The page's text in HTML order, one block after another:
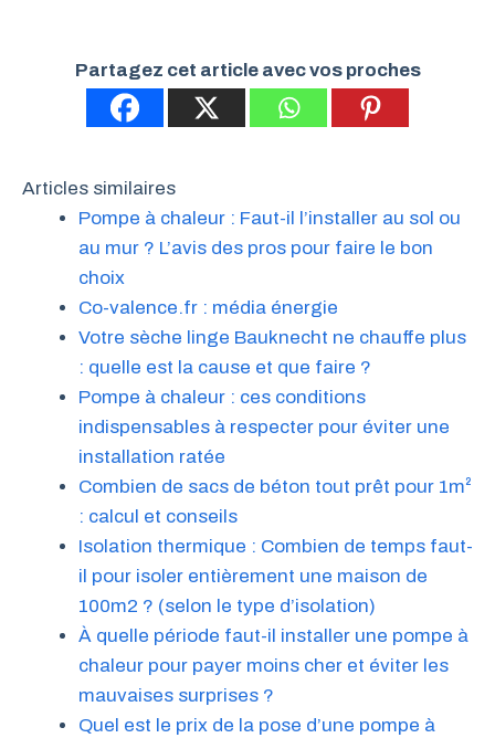
Partagez cet article avec vos proches
Articles similaires
Pompe à chaleur : Faut-il l’installer au sol ou
au mur ? L’avis des pros pour faire le bon
choix
Co-valence.fr : média énergie
Votre sèche linge Bauknecht ne chauffe plus
: quelle est la cause et que faire ?
Pompe à chaleur : ces conditions
indispensables à respecter pour éviter une
installation ratée
Combien de sacs de béton tout prêt pour 1m²
: calcul et conseils
Isolation thermique : Combien de temps faut-
il pour isoler entièrement une maison de
100m2 ? (selon le type d’isolation)
À quelle période faut-il installer une pompe à
chaleur pour payer moins cher et éviter les
mauvaises surprises ?
Quel est le prix de la pose d’une pompe à